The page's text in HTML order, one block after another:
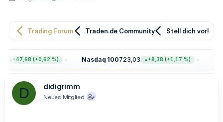
e
r
e
a
m
Trading Forum Traden.de Community Stell dich vor!
+47,68 (+0,62 %) Nasdaq 100723,03 +8,38 (+1,17 %)
D didigrimm
Neues Mitglied